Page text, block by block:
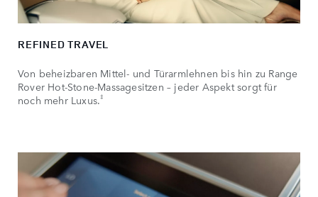
REFINED TRAVEL
Von beheizbaren Mittel- und Türarmlehnen bis hin zu Range
Rover Hot-Stone-Massagesitzen – jeder Aspekt sorgt für
noch mehr Luxus.‡